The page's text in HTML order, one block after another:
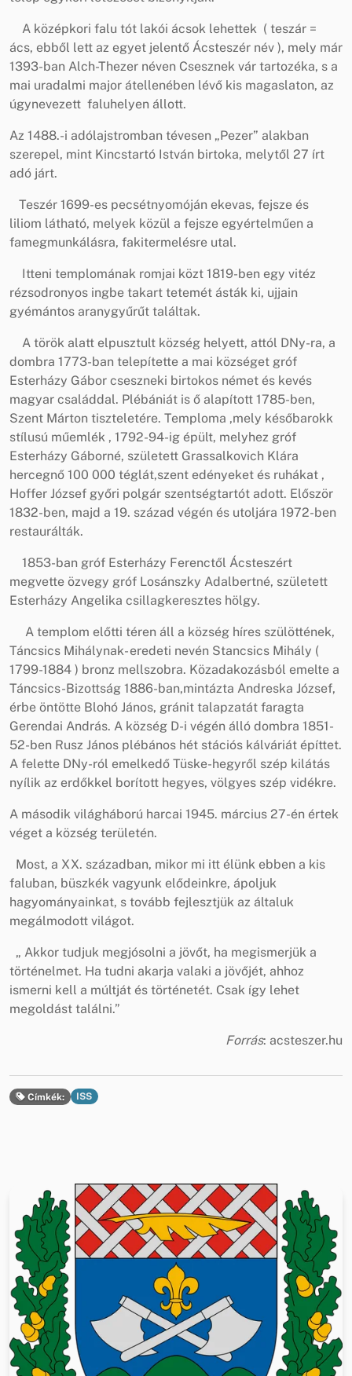
A középkori falu tót lakói ácsok lehettek ( teszár =
ács, ebből lett az egyet jelentő Ácsteszér név ), mely már
1393-ban Alch-Thezer néven Csesznek vár tartozéka, s a
mai uradalmi major átellenében lévő kis magaslaton, az
úgynevezett faluhelyen állott.
Az 1488.-i adólajstromban tévesen „Pezer” alakban
szerepel, mint Kincstartó István birtoka, melytől 27 írt
adó járt.
Teszér 1699-es pecsétnyomóján ekevas, fejsze és
liliom látható, melyek közül a fejsze egyértelműen a
famegmunkálásra, fakitermelésre utal.
Itteni templomának romjai közt 1819-ben egy vitéz
rézsodronyos ingbe takart tetemét ásták ki, ujjain
gyémántos aranygyűrűt találtak.
A török alatt elpusztult község helyett, attól DNy-ra, a
dombra 1773-ban telepítette a mai községet gróf
Esterházy Gábor cseszneki birtokos német és kevés
magyar családdal. Plébániát is ő alapított 1785-ben,
Szent Márton tiszteletére. Temploma ,mely későbarokk
stílusú műemlék , 1792-94-ig épült, melyhez gróf
Esterházy Gáborné, született Grassalkovich Klára
hercegnő 100 000 téglát,szent edényeket és ruhákat ,
Hoffer József győri polgár szentségtartót adott. Először
1832-ben, majd a 19. század végén és utoljára 1972-ben
restaurálták.
1853-ban gróf Esterházy Ferenctől Ácsteszért
megvette özvegy gróf Losánszky Adalbertné, született
Esterházy Angelika csillagkeresztes hölgy.
A templom előtti téren áll a község híres szülöttének,
Táncsics Mihálynak- eredeti nevén Stancsics Mihály (
1799-1884 ) bronz mellszobra. Közadakozásból emelte a
Táncsics-Bizottság 1886-ban,mintázta Andreska József,
érbe öntötte Blohó János, gránit talapzatát faragta
Gerendai András. A község D-i végén álló dombra 1851-
52-ben Rusz János plébános hét stációs kálváriát építtet.
A felette DNy-ról emelkedő Tüske-hegyről szép kilátás
nyílik az erdőkkel borított hegyes, völgyes szép vidékre.
A második világháború harcai 1945. március 27-én értek
véget a község területén.
Most, a XX. században, mikor mi itt élünk ebben a kis
faluban, büszkék vagyunk elődeinkre, ápoljuk
hagyományainkat, s tovább fejlesztjük az általuk
megálmodott világot.
„ Akkor tudjuk megjósolni a jövőt, ha megismerjük a
történelmet. Ha tudni akarja valaki a jövőjét, ahhoz
ismerni kell a múltját és történetét. Csak így lehet
megoldást találni.”
Forrás: acsteszer.hu
Címkék: ISS